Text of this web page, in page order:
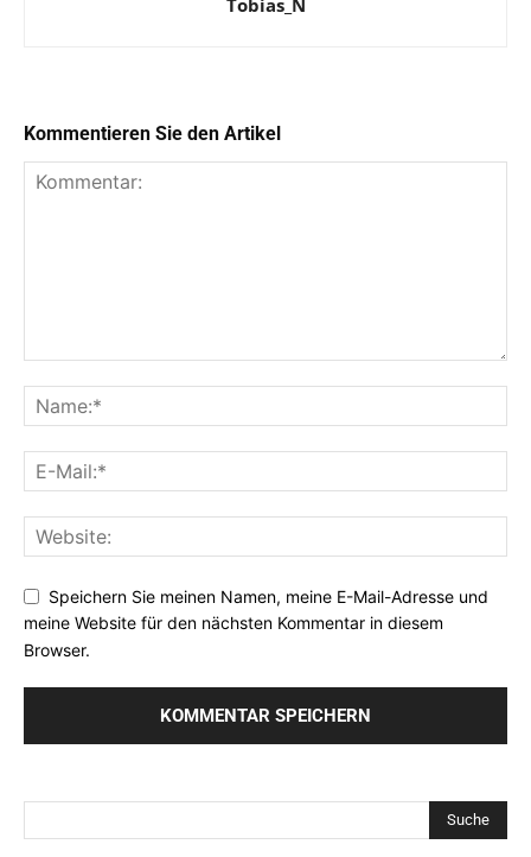
Tobias_N
Kommentieren Sie den Artikel
Speichern Sie meinen Namen, meine E-Mail-Adresse und
meine Website für den nächsten Kommentar in diesem
Browser.